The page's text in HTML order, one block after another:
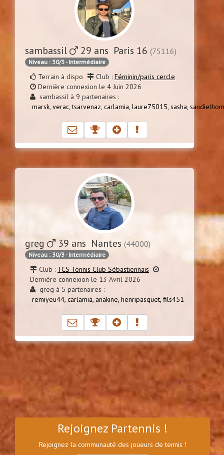
sambassil 29 ans Paris 16 (75116)
Niveau : 30/3 - Intermédiaire
Terrain à dispo Club : Féminin/paris cercle
Dernière connexion le 4 Juin 2026
sambassil à 9 partenaires :
marsk, verac,tsarvenaz, carlamia, laure75015, sasha,
greg 39 ans Nantes (44000)
Niveau : 30/3 - Intermédiaire
Club : TCS Tennis Club Sébastiennais
Dernière connexion le 13 Avril 2026
greg à 5 partenaires :
remiyeu44, carlamia, anakine, henripasquet, fils451
Rejoignez Partennis !
Rejoignez la communauté des joueurs de tennis !